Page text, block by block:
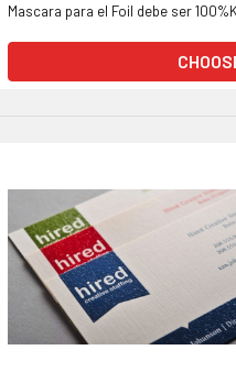
Mascara para el Foil debe ser